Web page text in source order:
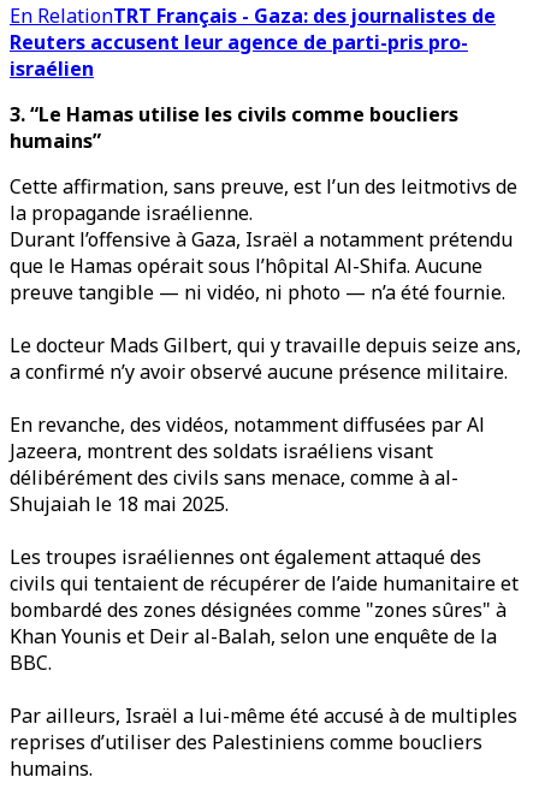
En RelationTRT Français - Gaza: des journalistes de
Reuters accusent leur agence de parti-pris pro-
israélien
3. “Le Hamas utilise les civils comme boucliers
humains”
Cette affirmation, sans preuve, est l’un des leitmotivs de
la propagande israélienne.
Durant l’offensive à Gaza, Israël a notamment prétendu
que le Hamas opérait sous l’hôpital Al-Shifa. Aucune
preuve tangible — ni vidéo, ni photo — n’a été fournie.
Le docteur Mads Gilbert, qui y travaille depuis seize ans,
a confirmé n’y avoir observé aucune présence militaire.
En revanche, des vidéos, notamment diffusées par Al
Jazeera, montrent des soldats israéliens visant
délibérément des civils sans menace, comme à al-
Shujaiah le 18 mai 2025.
Les troupes israéliennes ont également attaqué des
civils qui tentaient de récupérer de l’aide humanitaire et
bombardé des zones désignées comme "zones sûres" à
Khan Younis et Deir al-Balah, selon une enquête de la
BBC.
Par ailleurs, Israël a lui-même été accusé à de multiples
reprises d’utiliser des Palestiniens comme boucliers
humains.